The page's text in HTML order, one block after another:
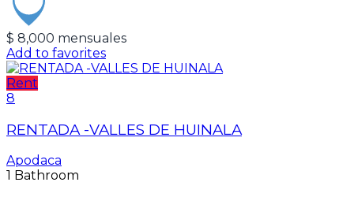
$ 8,000 mensuales
Add to favorites
Rent
8
RENTADA -VALLES DE HUINALA
Apodaca
1 Bathroom